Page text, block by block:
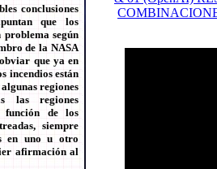
conclusiones
que los
problema según
de la NASA
que ya en
incendios están
regiones
las regiones
función de los
siempre
en uno u otro
afirmación al